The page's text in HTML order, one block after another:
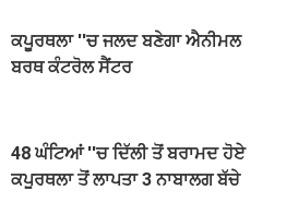
ਕਪੂਰਥਲਾ ''ਚ ਜਲਦ ਬਣੇਗਾ ਐਨੀਮਲ
ਬਰਥ ਕੰਟਰੋਲ ਸੈਂਟਰ
48 ਘੰਟਿਆਂ ''ਚ ਦਿੱਲੀ ਤੋਂ ਬਰਾਮਦ ਹੋਏ
ਕਪੂਰਥਲਾ ਤੋਂ ਲਾਪਤਾ 3 ਨਾਬਾਲਗ ਬੱਚੇ